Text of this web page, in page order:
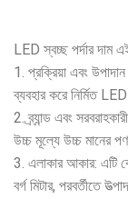
LED স্বচ্ছ পর্দার দাম
1. প্রক্রিয়া এবং
ব্যবহার করে নির্মিত
2. ব্র্যান্ড এবং
উচ্চ মূল্যে উচ্চ মানের
3. এলাকার আকার: এটি
বর্গ মিটার, পরবর্তীতে